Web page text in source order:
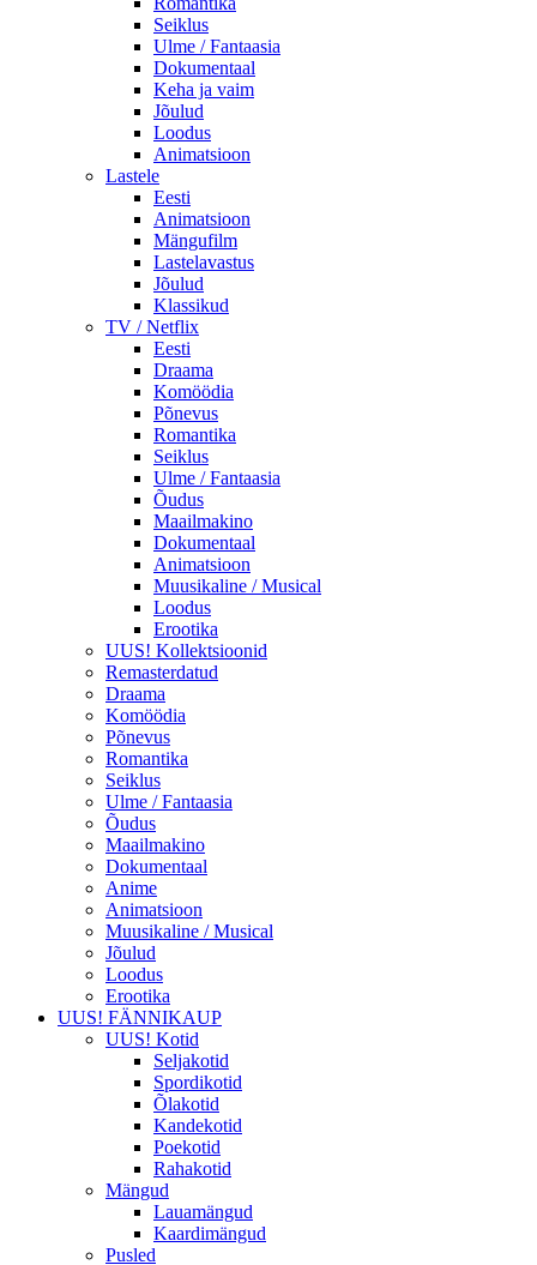
Seiklus
Ulme / Fantaasia
Dokumentaal
Keha ja vaim
Jõulud
Loodus
Animatsioon
Lastele
Eesti
Animatsioon
Mängufilm
Lastelavastus
Jõulud
Klassikud
TV / Netflix
Eesti
Draama
Komöödia
Põnevus
Romantika
Seiklus
Ulme / Fantaasia
Õudus
Maailmakino
Dokumentaal
Animatsioon
Muusikaline / Musical
Loodus
Erootika
UUS! Kollektsioonid
Remasterdatud
Draama
Komöödia
Põnevus
Romantika
Seiklus
Ulme / Fantaasia
Õudus
Maailmakino
Dokumentaal
Anime
Animatsioon
Muusikaline / Musical
Jõulud
Loodus
Erootika
UUS! FÄNNIKAUP
UUS! Kotid
Seljakotid
Spordikotid
Õlakotid
Kandekotid
Poekotid
Rahakotid
Mängud
Lauamängud
Kaardimängud
Pusled